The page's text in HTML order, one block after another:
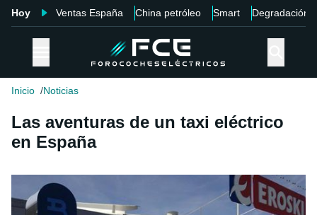
Hoy Ventas España China petróleo Smart Degradación
Inicio Noticias
Las aventuras de un taxi eléctrico
en España